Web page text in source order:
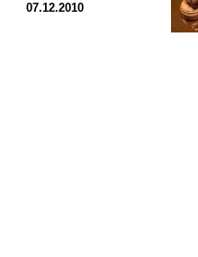
07.12.2010